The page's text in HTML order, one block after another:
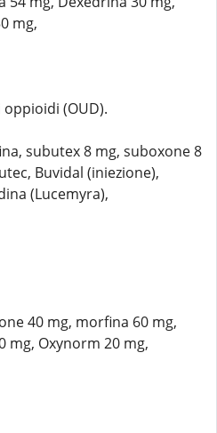
mg,
(OUD).
subutex 8 mg, suboxone 8
Buvidal (iniezione),
(Lucemyra),
40 mg, morfina 60 mg,
mg, Oxynorm 20 mg,